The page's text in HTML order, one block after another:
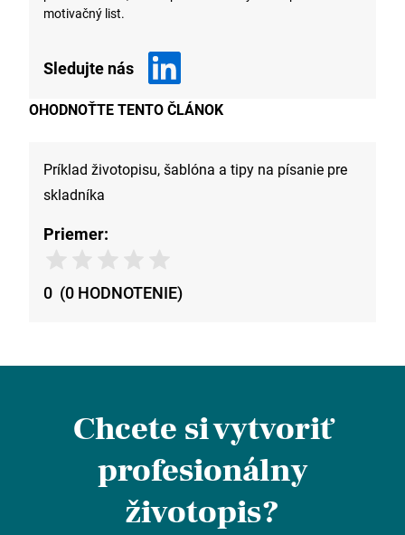
motivačný list.
Sledujte nás
OHODNOŤTE TENTO ČLÁNOK
Príklad životopisu, šablóna a tipy na písanie pre
skladníka
Priemer:
0 (0 HODNOTENIE)
Chcete si vytvoriť
profesionálny
životopis?